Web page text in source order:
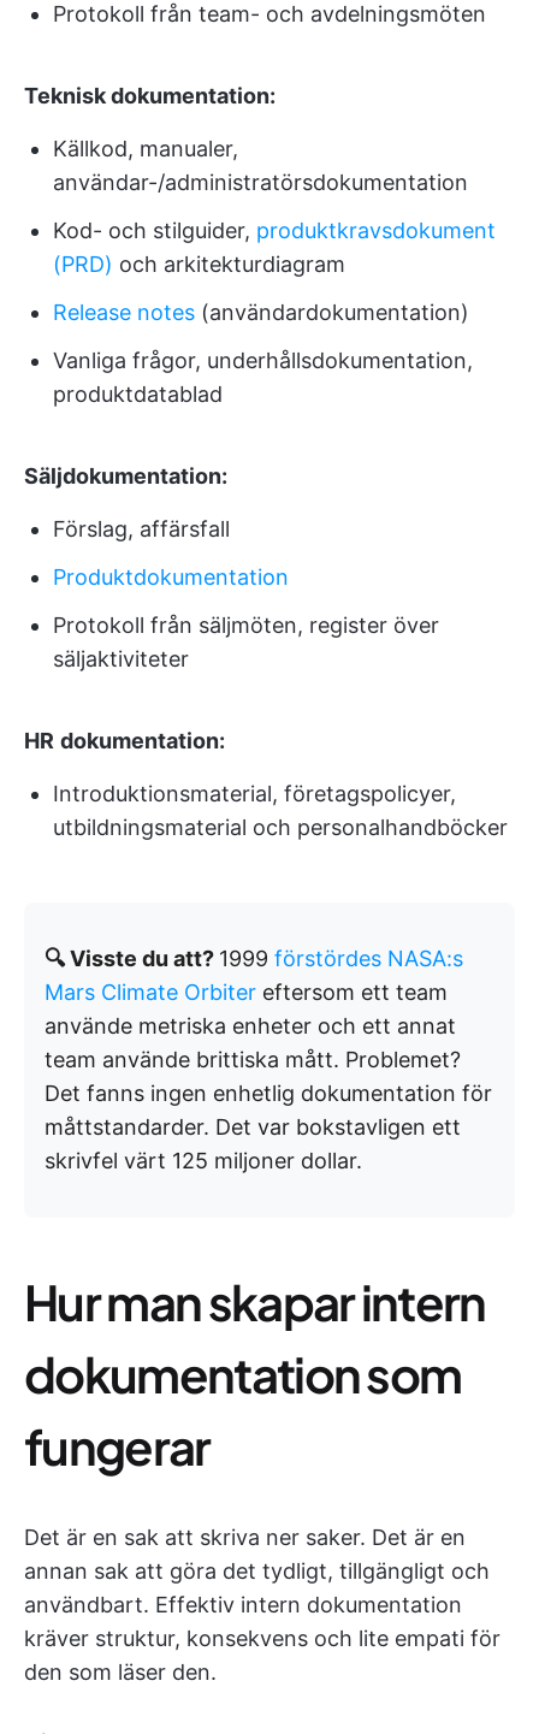
Protokoll från team- och avdelningsmöten
Teknisk dokumentation:
Källkod, manualer,
användar-/administratörsdokumentation
Kod- och stilguider, produktkravsdokument
(PRD) och arkitekturdiagram
Release notes (användardokumentation)
Vanliga frågor, underhållsdokumentation,
produktdatablad
Säljdokumentation:
Förslag, affärsfall
Produktdokumentation
Protokoll från säljmöten, register över
säljaktiviteter
HR dokumentation:
Introduktionsmaterial, företagspolicyer,
utbildningsmaterial och personalhandböcker
🔍 Visste du att? 1999 förstördes NASA:s
Mars Climate Orbiter eftersom ett team
använde metriska enheter och ett annat
team använde brittiska mått. Problemet?
Det fanns ingen enhetlig dokumentation för
måttstandarder. Det var bokstavligen ett
skrivfel värt 125 miljoner dollar.
Hur man skapar intern
dokumentation som
fungerar
Det är en sak att skriva ner saker. Det är en
annan sak att göra det tydligt, tillgängligt och
användbart. Effektiv intern dokumentation
kräver struktur, konsekvens och lite empati för
den som läser den.